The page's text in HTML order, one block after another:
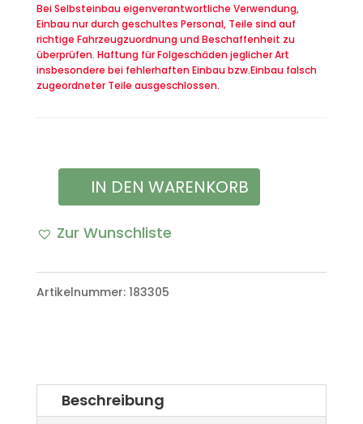
Bei Selbsteinbau eigenverantwortliche Verwendung,
Einbau nur durch geschultes Personal, Teile sind auf
richtige Fahrzeugzuordnung und Beschaffenheit zu
überprüfen. Haftung für Folgeschäden jeglicher Art
insbesondere bei fehlerhaften Einbau bzw.Einbau falsch
zugeordneter Teile ausgeschlossen.
Spanngurt
Spannriemen
VW
IN DEN WARENKORB
Zur Wunschliste
Artikelnummer: 183305
Beschreibung